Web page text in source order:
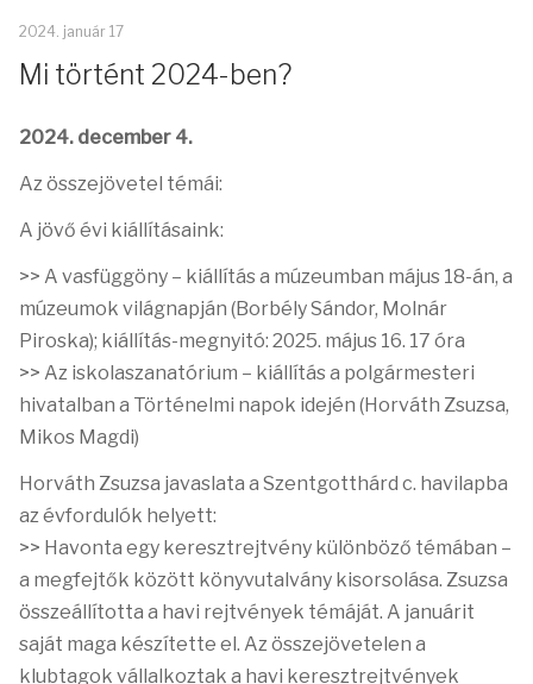
2024. január 17
Mi történt 2024-ben?
2024. december 4.
Az összejövetel témái:
A jövő évi kiállításaink:
>> A vasfüggöny – kiállítás a múzeumban május 18-án, a
múzeumok világnapján (Borbély Sándor, Molnár
Piroska); kiállítás-megnyitó: 2025. május 16. 17 óra
>> Az iskolaszanatórium – kiállítás a polgármesteri
hivatalban a Történelmi napok idején (Horváth Zsuzsa,
Mikos Magdi)
Horváth Zsuzsa javaslata a Szentgotthárd c. havilapba
az évfordulók helyett:
>> Havonta egy keresztrejtvény különböző témában –
a megfejtők között könyvutalvány kisorsolása. Zsuzsa
összeállította a havi rejtvények témáját. A januárit
saját maga készítette el. Az összejövetelen a
klubtagok vállalkoztak a havi keresztrejtvények